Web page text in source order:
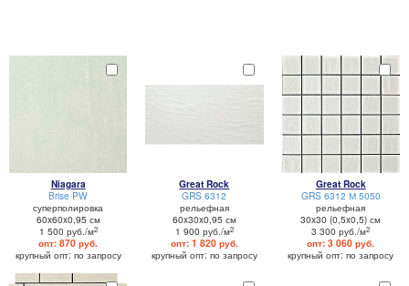
Niagara
Brise PW
суперполировка
60x60x0,95 см
1 500 руб./м2
опт: 870 руб.
крупный опт: по запросу
Great Rock
GRS 6312
рельефная
60x30x0,95 см
1 900 руб./м2
опт: 1 820 руб.
крупный опт: по запросу
Great Rock
GRS 6312 М 5050
рельефная
30x30 (0,5x0,5) см
3 300 руб./м2
опт: 3 060 руб.
крупный опт: по запросу